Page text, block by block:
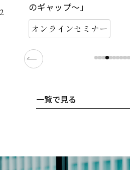
のギャップ〜」
オンラインセミナー
一覧で見る